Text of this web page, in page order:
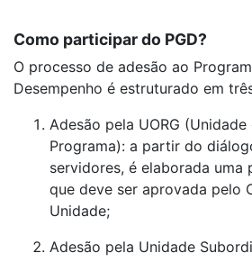
Como participar do PGD?
O processo de adesão ao
Desempenho é estruturado em
Adesão pela UORG
Programa): a partir do
servidores, é elaborada uma
que deve ser aprovada pelo
Unidade;
Adesão pela Unidade